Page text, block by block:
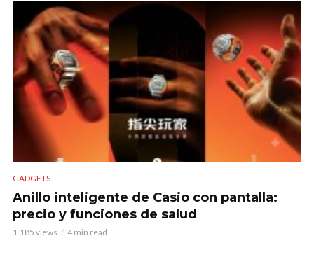
GADGETS
Anillo inteligente de Casio con pantalla:
precio y funciones de salud
1.185 views 4 min read